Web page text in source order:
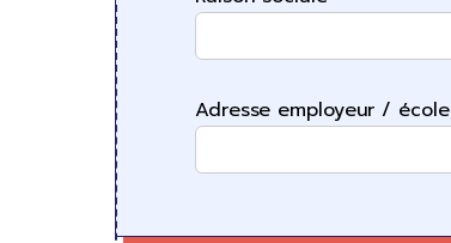
Adresse employeur / école